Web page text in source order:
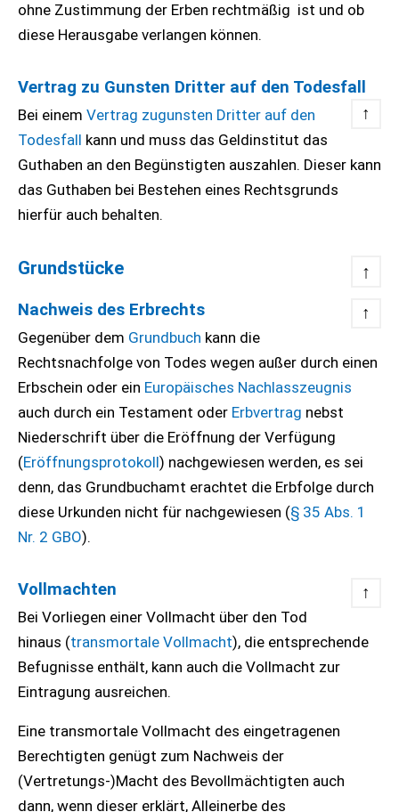
ohne Zustimmung der Erben rechtmäßig ist und ob
diese Herausgabe verlangen können.
Vertrag zu Gunsten Dritter auf den Todesfall
↑
Bei einem Vertrag zugunsten Dritter auf den
Todesfall kann und muss das Geldinstitut das
Guthaben an den Begünstigten auszahlen. Dieser kann
das Guthaben bei Bestehen eines Rechtsgrunds
hierfür auch behalten.
Grundstücke ↑
Nachweis des Erbrechts ↑
Gegenüber dem Grundbuch kann die
Rechtsnachfolge von Todes wegen außer durch einen
Erbschein oder ein Europäisches Nachlasszeugnis
auch durch ein Testament oder Erbvertrag nebst
Niederschrift über die Eröffnung der Verfügung
(Eröffnungsprotokoll) nachgewiesen werden, es sei
denn, das Grundbuchamt erachtet die Erbfolge durch
diese Urkunden nicht für nachgewiesen (§ 35 Abs. 1
Nr. 2 GBO).
Vollmachten ↑
Bei Vorliegen einer Vollmacht über den Tod
hinaus (transmortale Vollmacht), die entsprechende
Befugnisse enthält, kann auch die Vollmacht zur
Eintragung ausreichen.
Eine transmortale Vollmacht des eingetragenen
Berechtigten genügt zum Nachweis der
(Vertretungs-)Macht des Bevollmächtigten auch
dann, wenn dieser erklärt, Alleinerbe des